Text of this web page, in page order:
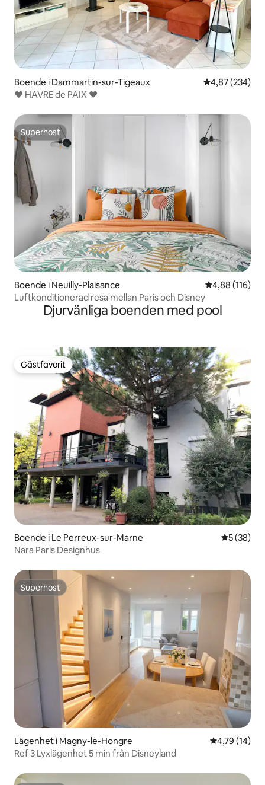
Boende i Dammartin-sur-Tigeaux 4,87 av 5 i
4,87 (234)
❤️ HAVRE de PAIX ❤️
Superhost
Superhost
Boende i Neuilly-Plaisance 4,88 av 5 i
4,88 (116)
Luftkonditionerad resa mellan Paris och Disney
Djurvänliga boenden med pool
Gästfavorit
Gästfavorit
Boende i Le Perreux-sur-Marne 5 av 5 i
5 (38)
Nära Paris Designhus
Superhost
Superhost
Lägenhet i Magny-le-Hongre 4,79 av 5 i
4,79 (14)
Ref 3 Lyxlägenhet 5 min från Disneyland